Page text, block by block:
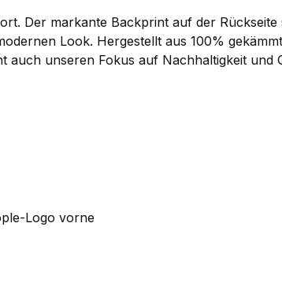
Der markante Backprint auf der
Look. Hergestellt aus 100%
unseren Fokus auf Nachhaltigkeit und
Logo vorne